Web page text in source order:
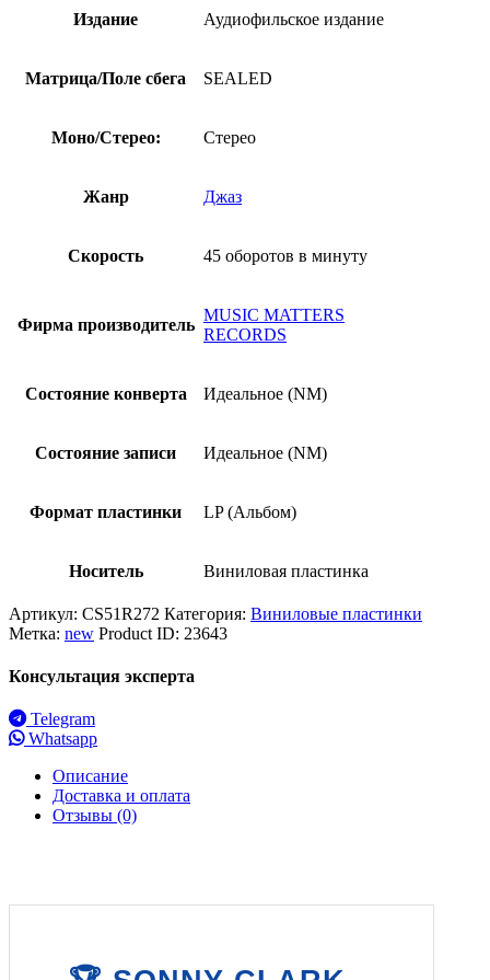
Издание Аудиофильское издание
Матрица/Поле сбега SEALED
Моно/Стерео: Стерео
Жанр Джаз
Скорость 45 оборотов в минуту
Фирма производитель
MUSIC MATTERS
RECORDS
Состояние конверта Идеальное (NM)
Состояние записи Идеальное (NM)
Формат пластинки LP (Альбом)
Носитель Виниловая пластинка
Артикул: CS51R272 Категория: Виниловые пластинки
Метка: new Product ID: 23643
Консультация эксперта
Telegram
Whatsapp
Описание
Доставка и оплата
Отзывы (0)